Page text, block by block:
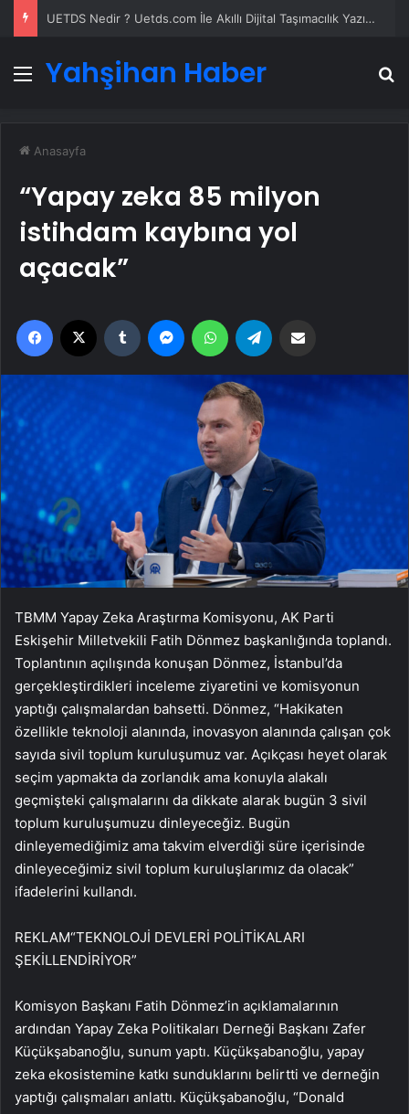
UETDS Nedir ? Uetds.com İle Akıllı Dijital Taşımacılık Yazılımı
Menü
Yahşihan Haber
Anasayfa
“Yapay zeka 85 milyon
istihdam kaybına yol
açacak”
Facebook Tumblr MessengerWhatsApp
TBMM Yapay Zeka Araştırma Komisyonu, AK Parti
Eskişehir Milletvekili Fatih Dönmez başkanlığında toplandı.
Toplantının açılışında konuşan Dönmez, İstanbul’da
gerçekleştirdikleri inceleme ziyaretini ve komisyonun
yaptığı çalışmalardan bahsetti. Dönmez, “Hakikaten
özellikle teknoloji alanında, inovasyon alanında çalışan çok
sayıda sivil toplum kuruluşumuz var. Açıkçası heyet olarak
seçim yapmakta da zorlandık ama konuyla alakalı
geçmişteki çalışmalarını da dikkate alarak bugün 3 sivil
toplum kuruluşumuzu dinleyeceğiz. Bugün
dinleyemediğimiz ama takvim elverdiği süre içerisinde
dinleyeceğimiz sivil toplum kuruluşlarımız da olacak”
ifadelerini kullandı.
REKLAM“TEKNOLOJİ DEVLERİ POLİTİKALARI
ŞEKİLLENDİRİYOR”
Komisyon Başkanı Fatih Dönmez’in açıklamalarının
ardından Yapay Zeka Politikaları Derneği Başkanı Zafer
Küçükşabanoğlu, sunum yaptı. Küçükşabanoğlu, yapay
zeka ekosistemine katkı sunduklarını belirtti ve derneğin
yaptığı çalışmaları anlattı. Küçükşabanoğlu, “Donald